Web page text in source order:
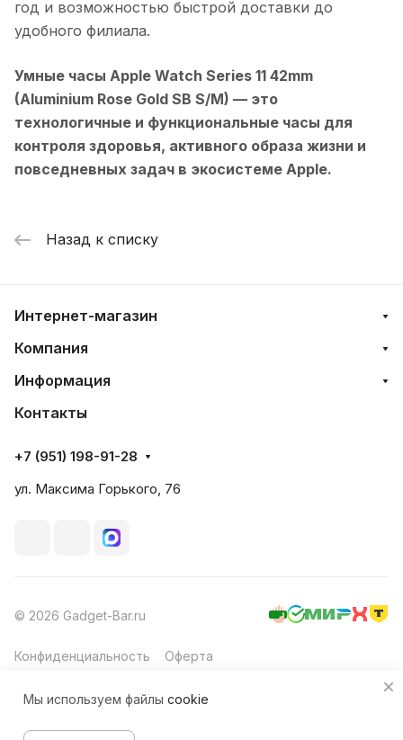
год и возможностью быстрой доставки до
удобного филиала.
Умные часы Apple Watch Series 11 42mm
(Aluminium Rose Gold SB S/M) — это
технологичные и функциональные часы для
контроля здоровья, активного образа жизни и
повседневных задач в экосистеме Apple.
Назад к списку
Интернет-магазин
Компания
Информация
Контакты
+7 (951) 198-91-28
ул. Максима Горького, 76
© 2026 Gadget-Bar.ru
Конфиденциальность Оферта
Мы используем файлы cookie